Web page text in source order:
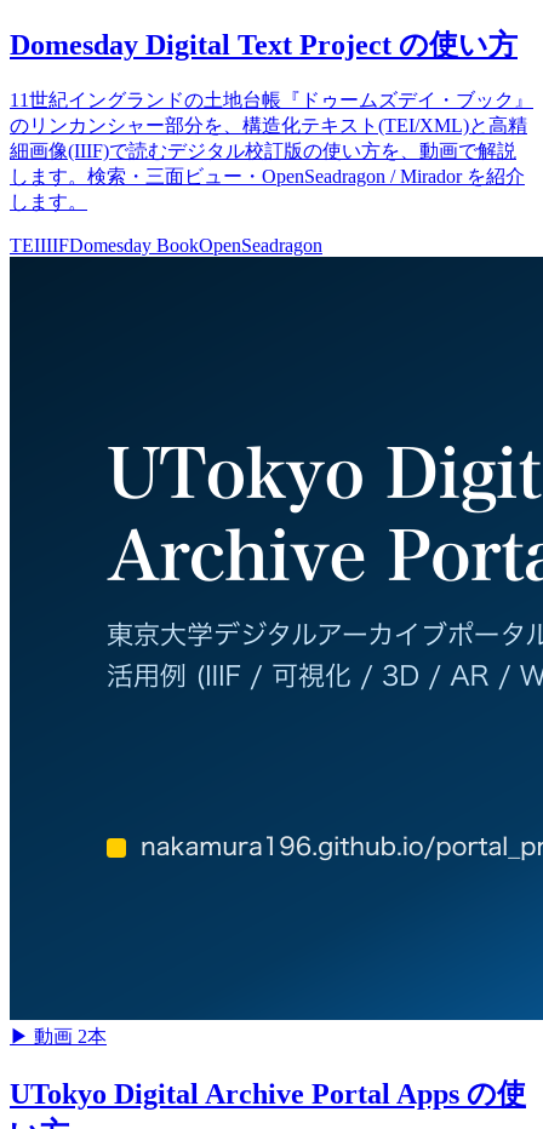
Domesday Digital Text Project の使い方
11世紀イングランドの土地台帳『ドゥームズデイ・ブック』
のリンカンシャー部分を、構造化テキスト(TEI/XML)と高精
細画像(IIIF)で読むデジタル校訂版の使い方を、動画で解説
します。検索・三面ビュー・OpenSeadragon / Mirador を紹介
します。
TEIIIIFDomesday BookOpenSeadragon
▶ 動画 2本
UTokyo Digital Archive Portal Apps の使